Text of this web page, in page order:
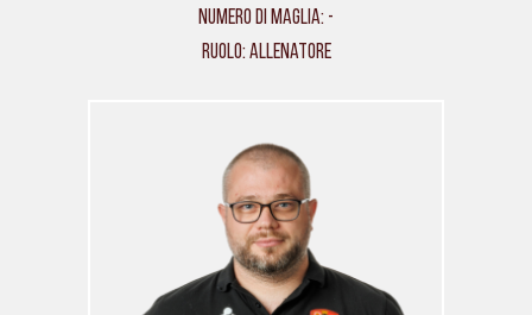
Numero di maglia: -
Ruolo: Allenatore